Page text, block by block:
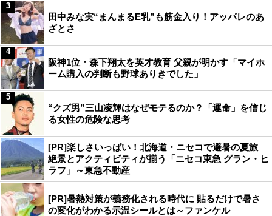
田中みな実“まんまるE乳”も筋金入り！アッパレのあ
ざとさ
3
阪神1位・森下翔太を英才教育 父親が明かす「マイホ
ーム購入の判断も野球ありきでした」
4
“クズ男”三山凌輝はなぜモテるのか？「運命」を信じ
る女性の危険な思考
5
[PR]楽しさいっぱい！北海道・ニセコで避暑の夏旅
絶景とアクティビティが揃う「ニセコ東急 グラン・ヒ
ラフ」～東急不動産
[PR]暑熱対策が義務化される時代に 貼るだけで暑さ
の変化がわかる示温シールとは～ファンケル